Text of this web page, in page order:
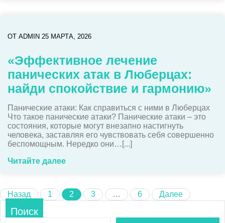
ОТ ADMIN 25 МАРТА, 2026
«Эффективное лечение
панических атак в Люберцах:
найди спокойствие и гармонию»
Панические атаки: Как справиться с ними в Люберцах
Что такое панические атаки? Панические атаки – это
состояния, которые могут внезапно настигнуть
человека, заставляя его чувствовать себя совершенно
беспомощным. Нередко они…[...]
Читайте далее
Пагинация
записей
Назад 1 2 3 … 6 Далее
Поиск